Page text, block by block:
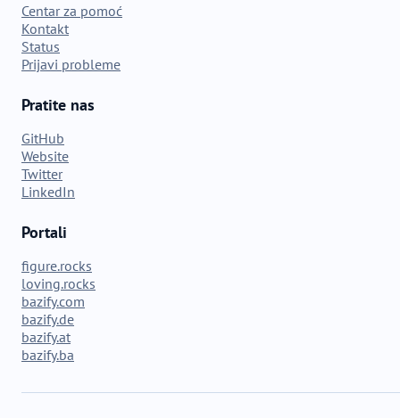
Centar za pomoć
Kontakt
Status
Prijavi probleme
Pratite nas
GitHub
Website
Twitter
LinkedIn
Portali
figure.rocks
loving.rocks
bazify.com
bazify.de
bazify.at
bazify.ba